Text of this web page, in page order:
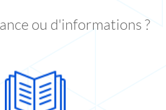
ou d'informations ?